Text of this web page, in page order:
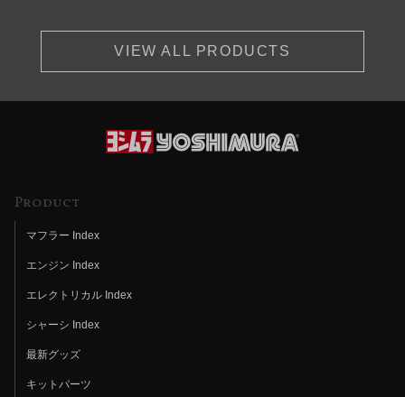
VIEW ALL PRODUCTS
Product
マフラー Index
エンジン Index
エレクトリカル Index
シャーシ Index
最新グッズ
キットパーツ